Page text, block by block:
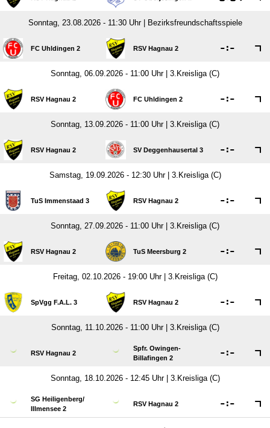
Sonntag, 23.08.2026 - 11:30 Uhr | Bezirksfreundschaftsspiele
FC Uhldingen 2 RSV Hagnau 2 :
Sonntag, 06.09.2026 - 11:00 Uhr | 3.Kreisliga (C)
RSV Hagnau 2 FC Uhldingen 2 :
Sonntag, 13.09.2026 - 11:00 Uhr | 3.Kreisliga (C)
RSV Hagnau 2 SV Deggenhausertal 3 :
Samstag, 19.09.2026 - 12:30 Uhr | 3.Kreisliga (C)
TuS Immenstaad 3 RSV Hagnau 2 :
Sonntag, 27.09.2026 - 11:00 Uhr | 3.Kreisliga (C)
RSV Hagnau 2 TuS Meersburg 2 :
Freitag, 02.10.2026 - 19:00 Uhr | 3.Kreisliga (C)
SpVgg F.A.L. 3 RSV Hagnau 2 :
Sonntag, 11.10.2026 - 11:00 Uhr | 3.Kreisliga (C)
RSV Hagnau 2
Spfr. Owingen-
Billafingen 2
:
Sonntag, 18.10.2026 - 12:45 Uhr | 3.Kreisliga (C)
SG Heiligenberg/​
Illmensee 2
RSV Hagnau 2 :